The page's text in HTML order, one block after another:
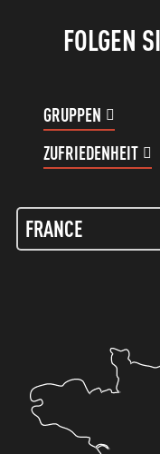
FOLGEN
GRUPPEN
ZUFRIEDENHEIT